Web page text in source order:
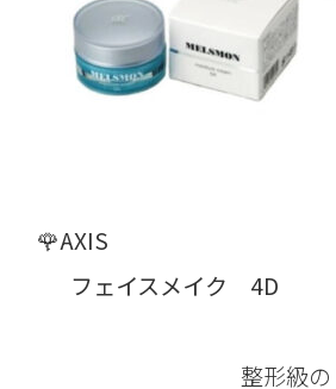
🌹AXIS
フェイスメイク 4D
整形級のリフ